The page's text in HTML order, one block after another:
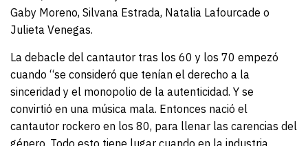
Gaby Moreno, Silvana Estrada, Natalia Lafourcade o
Julieta Venegas.
La debacle del cantautor tras los 60 y los 70 empezó
cuando “se consideró que tenían el derecho a la
sinceridad y el monopolio de la autenticidad. Y se
convirtió en una música mala. Entonces nació el
cantautor rockero en los 80, para llenar las carencias del
género. Todo esto tiene lugar cuando en la industria